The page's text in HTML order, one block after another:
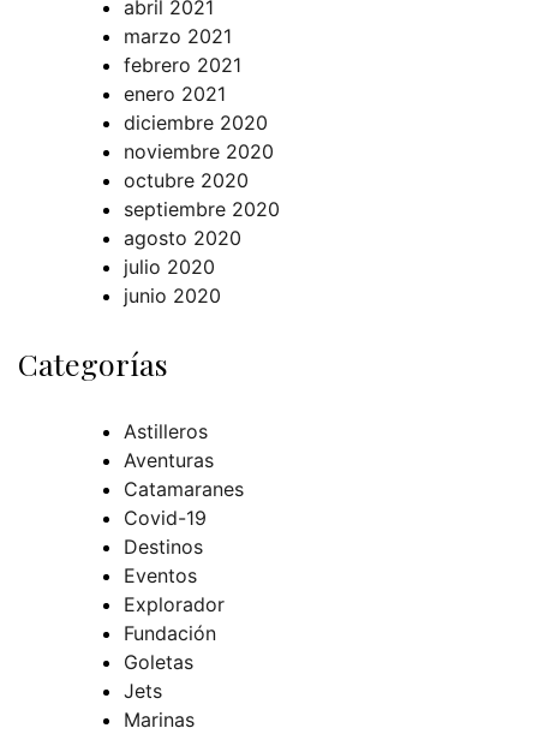
abril 2021
marzo 2021
febrero 2021
enero 2021
diciembre 2020
noviembre 2020
octubre 2020
septiembre 2020
agosto 2020
julio 2020
junio 2020
Categorías
Astilleros
Aventuras
Catamaranes
Covid-19
Destinos
Eventos
Explorador
Fundación
Goletas
Jets
Marinas